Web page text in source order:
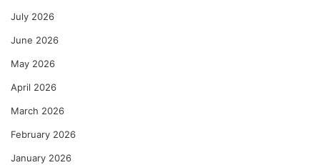
July 2026
June 2026
May 2026
April 2026
March 2026
February 2026
January 2026